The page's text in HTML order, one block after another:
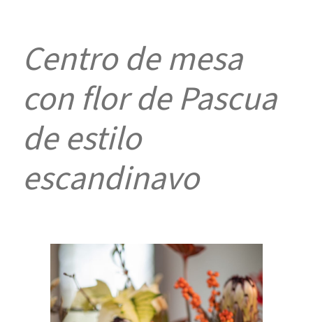
Centro de mesa
con flor de Pascua
de estilo
escandinavo